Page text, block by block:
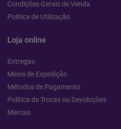
Condições Gerais de Venda
Politica de Utilização
Loja online
Entregas
Meios de Expedição
Métodos de Pagamento
Política de Trocas ou Devoluções
Marcas